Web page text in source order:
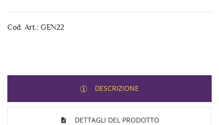
Cod. Art.: GEN22
DESCRIZIONE
DETTAGLI DEL PRODOTTO